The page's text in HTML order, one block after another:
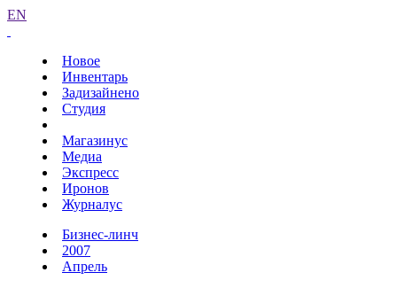
EN
Новое
Инвентарь
Задизайнено
Студия
Магазинус
Медиа
Экспресс
Иронов
Журналус
Бизнес-линч
2007
Апрель